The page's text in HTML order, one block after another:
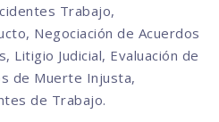
Trabajo,
Negociación de Acuerdos
Litigio Judicial, Evaluación de
de Muerte Injusta,
de Trabajo.